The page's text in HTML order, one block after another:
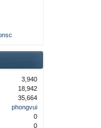
3,940
18,942
35,664
phongvui
0
0